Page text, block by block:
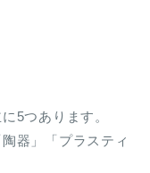
5つあります。
器」「プラスティ